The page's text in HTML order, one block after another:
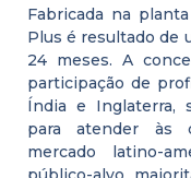
Fabricada na
Plus é resultado de
24 meses. A
participação de
Índia e Inglaterra,
para atender às
mercado latino-